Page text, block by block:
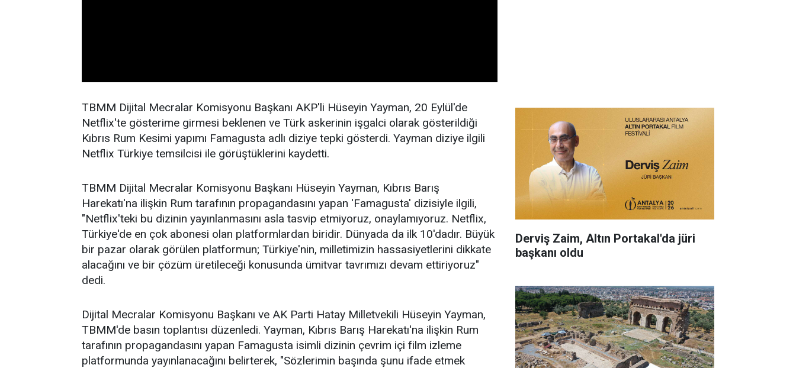
TBMM Dijital Mecralar Komisyonu Başkanı AKP'li Hüseyin Yayman, 20 Eylül'de
Netflix'te gösterime girmesi beklenen ve Türk askerinin işgalci olarak gösterildiği
Kıbrıs Rum Kesimi yapımı Famagusta adlı diziye tepki gösterdi. Yayman diziye ilgili
Netflix Türkiye temsilcisi ile görüştüklerini kaydetti.
TBMM Dijital Mecralar Komisyonu Başkanı Hüseyin Yayman, Kıbrıs Barış
Harekatı'na ilişkin Rum tarafının propagandasını yapan 'Famagusta' dizisiyle ilgili,
"Netflix'teki bu dizinin yayınlanmasını asla tasvip etmiyoruz, onaylamıyoruz. Netflix,
Türkiye'de en çok abonesi olan platformlardan biridir. Dünyada da ilk 10'dadır. Büyük
bir pazar olarak görülen platformun; Türkiye'nin, milletimizin hassasiyetlerini dikkate
alacağını ve bir çözüm üretileceği konusunda ümitvar tavrımızı devam ettiriyoruz"
dedi.
Dijital Mecralar Komisyonu Başkanı ve AK Parti Hatay Milletvekili Hüseyin Yayman,
TBMM'de basın toplantısı düzenledi. Yayman, Kıbrıs Barış Harekatı'na ilişkin Rum
tarafının propagandasını yapan Famagusta isimli dizinin çevrim içi film izleme
platformunda yayınlanacağını belirterek, "Sözlerimin başında şunu ifade etmek
Derviş Zaim, Altın Portakal'da jüri
başkanı oldu